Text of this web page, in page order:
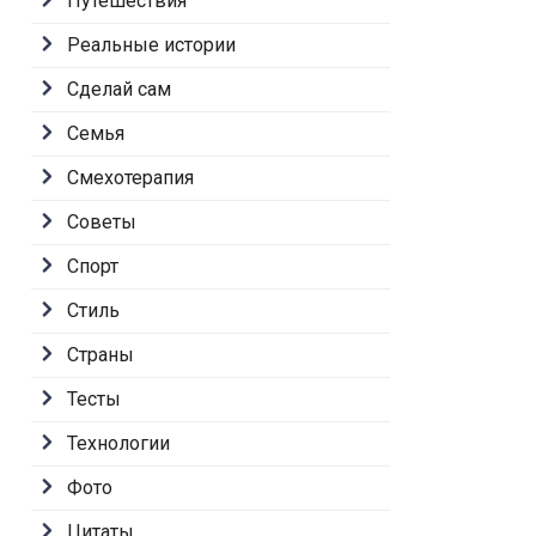
Реальные истории
Сделай сам
Семья
Смехотерапия
Советы
Спорт
Стиль
Страны
Тесты
Технологии
Фото